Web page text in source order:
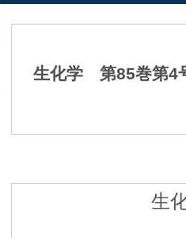
生化学 第85巻第4
生
公益社団法人日本生化学会